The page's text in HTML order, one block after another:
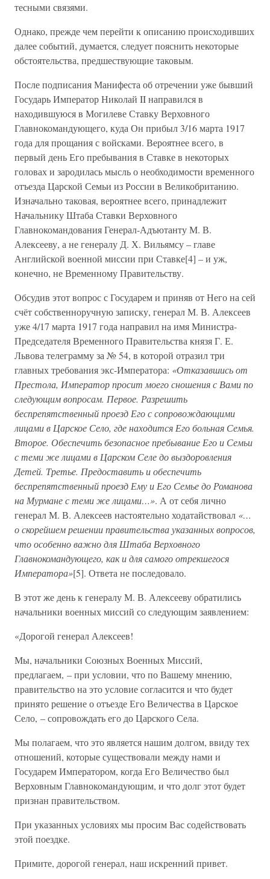
тесными связями.
Однако, прежде чем перейти к описанию происходивших
далее событий, думается, следует пояснить некоторые
обстоятельства, предшествующие таковым.
После подписания Манифеста об отречении уже бывший
Государь Император Николай II направился в
находившуюся в Могилеве Ставку Верховного
Главнокомандующего, куда Он прибыл 3/16 марта 1917
года для прощания с войсками. Вероятнее всего, в
первый день Его пребывания в Ставке в некоторых
головах и зародилась мысль о необходимости временного
отъезда Царской Семьи из России в Великобританию.
Изначально таковая, вероятнее всего, принадлежит
Начальнику Штаба Ставки Верховного
Главнокомандования Генерал-Адъютанту М. В.
Алексееву, а не генералу Д. Х. Вильямсу – главе
Английской военной миссии при Ставке[4] – и уж,
конечно, не Временному Правительству.
Обсудив этот вопрос с Государем и приняв от Него на сей
счёт собственноручную записку, генерал М. В. Алексеев
уже 4/17 марта 1917 года направил на имя Министра-
Председателя Временного Правительства князя Г. Е.
Львова телеграмму за № 54, в которой отразил три
главных требования экс-Императора: «Отказавшись от
Престола, Император просит моего сношения с Вами по
следующим вопросам. Первое. Разрешить
беспрепятственный проезд Его с сопровождающими
лицами в Царское Село, где находится Его больная Семья.
Второе. Обеспечить безопасное пребывание Его и Семьи
с теми же лицами в Царском Селе до выздоровления
Детей. Третье. Предоставить и обеспечить
беспрепятственный проезд Ему и Его Семье до Романова
на Мурмане с теми же лицами…». А от себя лично
генерал М. В. Алексеев настоятельно ходатайствовал «…
о скорейшем решении правительства указанных вопросов,
что особенно важно для Штаба Верховного
Главнокомандующего, как и для самого отрекшегося
Императора»[5]. Ответа не последовало.
В этот же день к генералу М. В. Алексееву обратились
начальники военных миссий со следующим заявлением:
«Дорогой генерал Алексеев!
Мы, начальники Союзных Военных Миссий,
предлагаем, – при условии, что по Вашему мнению,
правительство на это условие согласится и что будет
принято решение о отъезде Его Величества в Царское
Село, – сопровождать его до Царского Села.
Мы полагаем, что это является нашим долгом, ввиду тех
отношений, которые существовали между нами и
Государем Императором, когда Его Величество был
Верховным Главнокомандующим, и что долг этот будет
признан правительством.
При указанных условиях мы просим Вас содействовать
этой поездке.
Примите, дорогой генерал, наш искренний привет.